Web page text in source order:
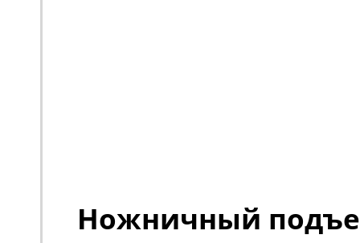
Ножничный